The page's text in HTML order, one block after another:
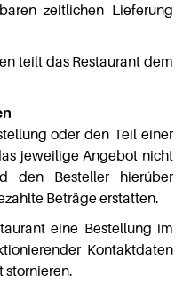
zeitlichen Lieferung
teilt das Restaurant dem
oder den Teil einer
jeweilige Angebot nicht
den Besteller hierüber
Beträge erstatten.
eine Bestellung im
Kontaktdaten
stornieren.